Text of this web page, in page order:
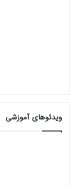
ویدئوهای آموزشی